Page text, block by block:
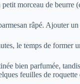
morceau de
râpé. Ajouter
le temps de former
bien parfumée,
feuilles de